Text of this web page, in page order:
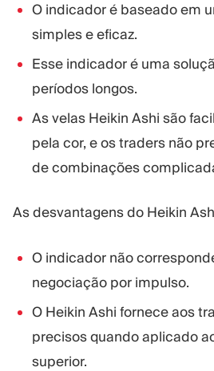
O indicador é baseado em
simples e eficaz.
Esse indicador é uma
períodos longos.
As velas Heikin Ashi são
pela cor, e os traders não
de combinações
As desvantagens do Heikin
O indicador não
negociação por impulso.
O Heikin Ashi fornece aos
precisos quando aplicado
superior.